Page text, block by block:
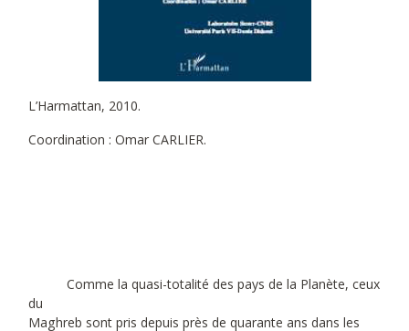
L’Harmattan, 2010.
Coordination : Omar CARLIER.
Comme la quasi-totalité des pays de la Planète, ceux
du
Maghreb sont pris depuis près de quarante ans dans les